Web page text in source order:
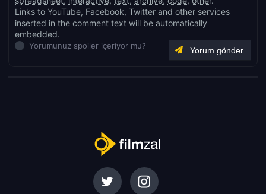
Links to YouTube, Facebook, Twitter and other services
inserted in the comment text will be automatically
embedded.
Yorumunuz spoiler içeriyor mu?